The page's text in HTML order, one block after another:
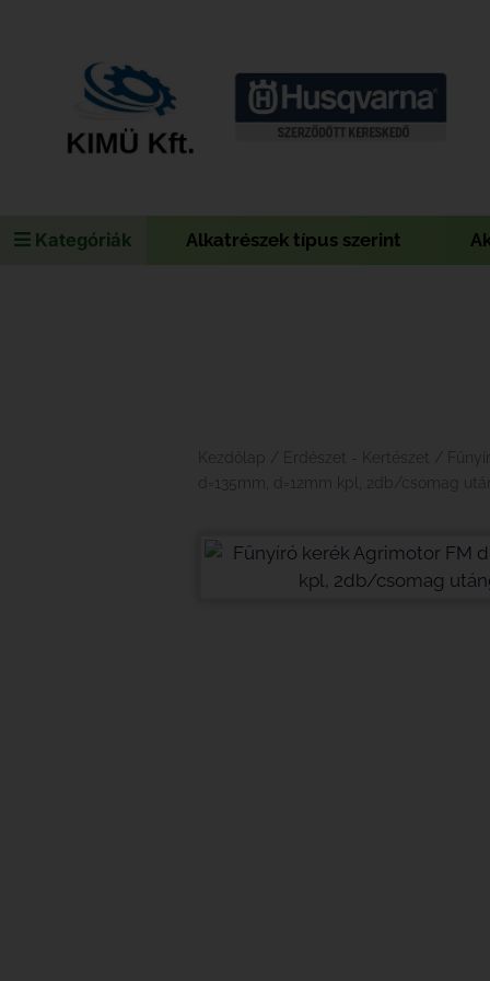
Kategóriák Alkatrészek típus szerint
Kezdőlap Erdészet - Kertészet
/
d=135mm, d=12mm kpl, 2db/csomag